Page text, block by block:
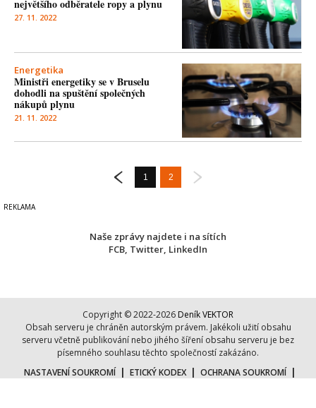
největšího odběratele ropy a plynu
27. 11. 2022
Energetika
Ministři energetiky se v Bruselu
dohodli na spuštění společných
nákupů plynu
21. 11. 2022
1 2
Naše zprávy najdete i na sítích
FCB, Twitter, LinkedIn
Copyright © 2022-2026 Deník VEKTOR
Obsah serveru je chráněn autorským právem. Jakékoli užití obsahu
serveru včetně publikování nebo jihého šíření obsahu serveru je bez
písemného souhlasu těchto společností zakázáno.
NASTAVENÍ SOUKROMÍ | ETICKÝ KODEX | OCHRANA SOUKROMÍ |